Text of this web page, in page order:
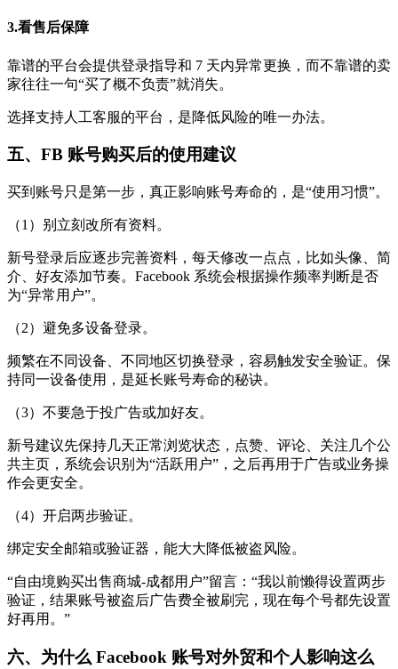
3.看售后保障
靠谱的平台会提供登录指导和 7 天内异常更换，而不靠谱的卖
家往往一句“买了概不负责”就消失。
选择支持人工客服的平台，是降低风险的唯一办法。
五、FB 账号购买后的使用建议
买到账号只是第一步，真正影响账号寿命的，是“使用习惯”。
（1）别立刻改所有资料。
新号登录后应逐步完善资料，每天修改一点点，比如头像、简
介、好友添加节奏。Facebook 系统会根据操作频率判断是否
为“异常用户”。
（2）避免多设备登录。
频繁在不同设备、不同地区切换登录，容易触发安全验证。保
持同一设备使用，是延长账号寿命的秘诀。
（3）不要急于投广告或加好友。
新号建议先保持几天正常浏览状态，点赞、评论、关注几个公
共主页，系统会识别为“活跃用户”，之后再用于广告或业务操
作会更安全。
（4）开启两步验证。
绑定安全邮箱或验证器，能大大降低被盗风险。
“自由境购买出售商城-成都用户”留言：“我以前懒得设置两步
验证，结果账号被盗后广告费全被刷完，现在每个号都先设置
好再用。”
六、为什么 Facebook 账号对外贸和个人影响这么